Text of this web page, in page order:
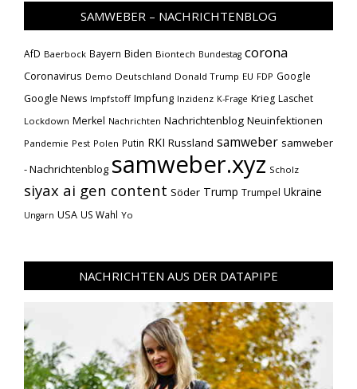
SAMWEBER – NACHRICHTENBLOG
AfD Baerbock Bayern Biden Biontech Bundestag corona
Coronavirus Demo Deutschland Donald Trump EU FDP Google
Google News Impfstoff Impfung Inzidenz K-Frage Krieg Laschet
Lockdown Merkel Nachrichten Nachrichtenblog Neuinfektionen
Pandemie Pest Polen Putin RKI Russland samweber samweber
- Nachrichtenblog samweber.xyz Scholz
siyax ai gen content Söder Trump Trumpel Ukraine
Ungarn USA US Wahl Yo
NACHRICHTEN AUS DER DATAPIPE